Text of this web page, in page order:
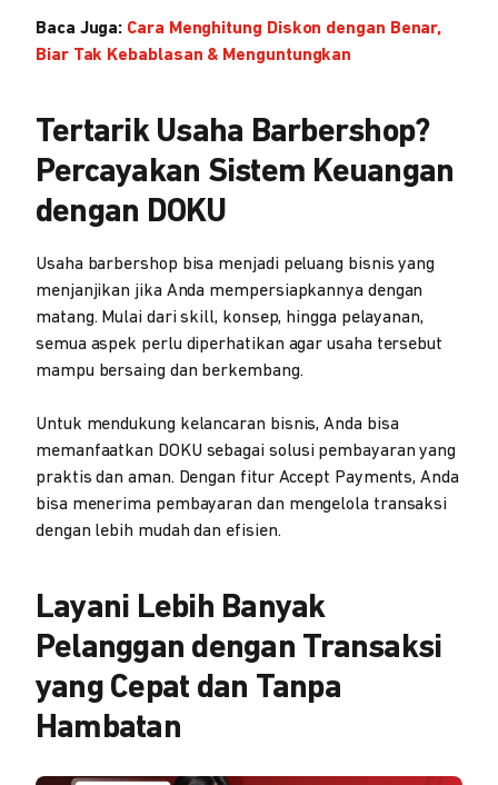
Baca Juga: Cara Menghitung Diskon dengan Benar,
Biar Tak Kebablasan & Menguntungkan
Tertarik Usaha Barbershop?
Percayakan Sistem Keuangan
dengan DOKU
Usaha barbershop bisa menjadi peluang bisnis yang
menjanjikan jika Anda mempersiapkannya dengan
matang. Mulai dari skill, konsep, hingga pelayanan,
semua aspek perlu diperhatikan agar usaha tersebut
mampu bersaing dan berkembang.
Untuk mendukung kelancaran bisnis, Anda bisa
memanfaatkan DOKU sebagai solusi pembayaran yang
praktis dan aman. Dengan fitur Accept Payments, Anda
bisa menerima pembayaran dan mengelola transaksi
dengan lebih mudah dan efisien.
Layani Lebih Banyak
Pelanggan dengan Transaksi
yang Cepat dan Tanpa
Hambatan